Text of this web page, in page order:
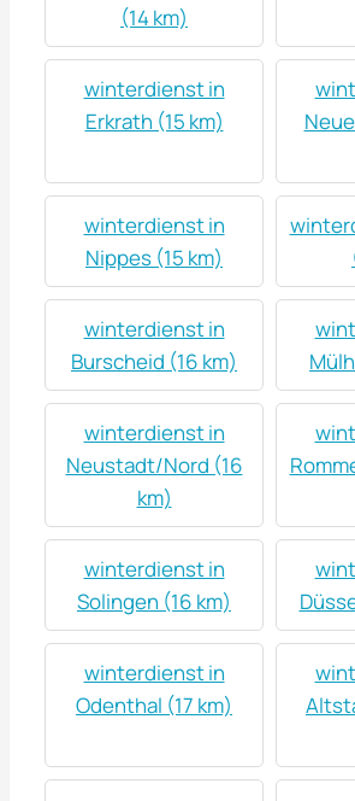
(14 km)
winterdienst in
Erkrath (15 km)
winterdienst in
Nippes (15 km)
winterdienst in
Burscheid (16 km)
winterdienst in
Neustadt/Nord (16
km)
winterdienst in
Solingen (16 km)
winterdienst in
Odenthal (17 km)